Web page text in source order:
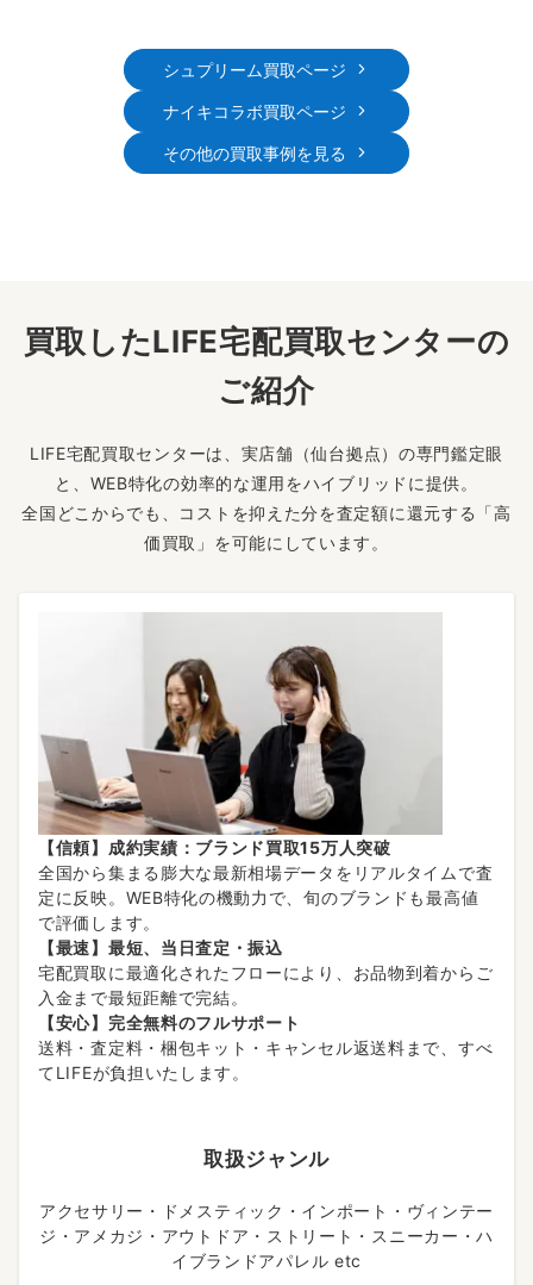
シュプリーム買取ページ
ナイキコラボ買取ページ
その他の買取事例を見る
買取したLIFE宅配買取センターの
ご紹介
LIFE宅配買取センターは、実店舗（仙台拠点）の専門鑑定眼
と、WEB特化の効率的な運用をハイブリッドに提供。
全国どこからでも、コストを抑えた分を査定額に還元する「高
価買取」を可能にしています。
【信頼】成約実績：ブランド買取15万人突破
全国から集まる膨大な最新相場データをリアルタイムで査
定に反映。WEB特化の機動力で、旬のブランドも最高値
で評価します。
【最速】最短、当日査定・振込
宅配買取に最適化されたフローにより、お品物到着からご
入金まで最短距離で完結。
【安心】完全無料のフルサポート
送料・査定料・梱包キット・キャンセル返送料まで、すべ
てLIFEが負担いたします。
取扱ジャンル
アクセサリー・ドメスティック・インポート・ヴィンテー
ジ・アメカジ・アウトドア・ストリート・スニーカー・ハ
イブランドアパレル etc